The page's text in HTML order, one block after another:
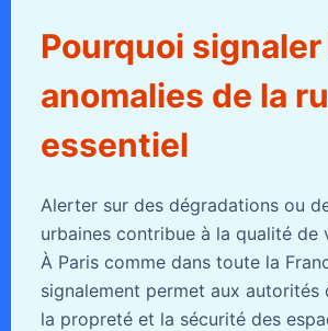
Pourquoi signaler
anomalies de la
essentiel
Alerter sur des dégradations ou
urbaines contribue à la qualité de
À Paris comme dans toute la
signalement permet aux autorités
la propreté et la sécurité des